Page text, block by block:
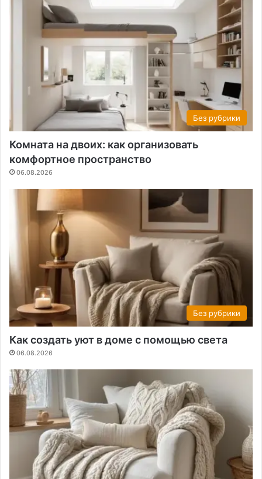
Без рубрики
Комната на двоих: как организовать
комфортное пространство
06.08.2026
Без рубрики
Как создать уют в доме с помощью света
06.08.2026